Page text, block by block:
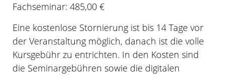
Fachseminar: 485,00 €
Eine kostenlose Stornierung ist bis 14 Tage vor
der Veranstaltung möglich, danach ist die volle
Kursgebühr zu entrichten. In den Kosten sind
die Seminargebühren sowie die digitalen